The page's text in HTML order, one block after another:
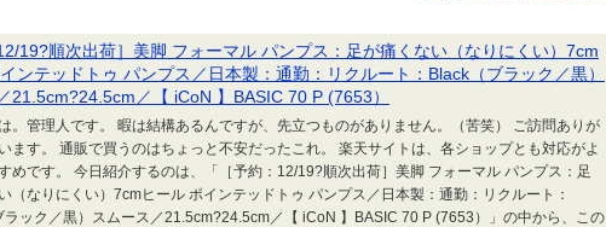
19?順次出荷］美脚 フォーマル パンプス：足が痛くない（なりにくい）7cm
ンテッドトゥ パンプス／日本製：通勤：リクルート：Black（ブラック／黒）
21.5cm?24.5cm／【 iCoN 】BASIC 70 P (7653）
。管理人です。 暇は結構あるんですが、先立つものがありません。（苦笑） ご訪問ありが
ます。 通販で買うのはちょっと不安だったこれ。 楽天サイトは、各ショップとも対応がよ
めです。 今日紹介するのは、「［予約：12/19?順次出荷］美脚 フォーマル パンプス：足
（なりにくい）7cmヒール ポインテッドトゥ パンプス／日本製：通勤：リクルート：
ラック／黒）スムース／21.5cm?24.5cm／【 iCoN 】BASIC 70 P (7653）」の中から、この